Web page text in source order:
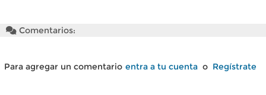
Comentarios:
Para agregar un comentario entra a tu cuenta o Regístrate